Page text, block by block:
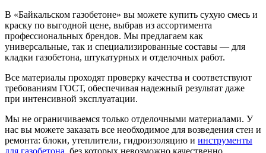
В «Байкальском газобетоне» вы можете купить сухую смесь и
краску по выгодной цене, выбрав из ассортимента
профессиональных брендов. Мы предлагаем как
универсальные, так и специализированные составы — для
кладки газобетона, штукатурных и отделочных работ.
Все материалы проходят проверку качества и соответствуют
требованиям ГОСТ, обеспечивая надежный результат даже
при интенсивной эксплуатации.
Мы не ограничиваемся только отделочными материалами. У
нас вы можете заказать все необходимое для возведения стен и
ремонта: блоки, утеплители, гидроизоляцию и инструменты
для газобетона , без которых невозможно качественно